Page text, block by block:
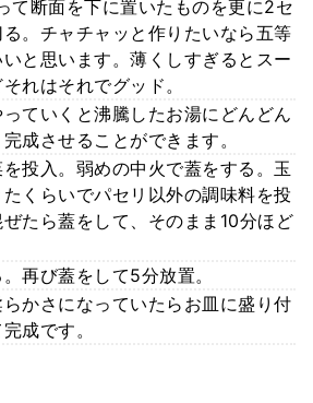
て断面を下に置いたものを更に2セ
。チャチャッと作りたいなら五等
と思います。薄くしすぎるとスー
れはそれでグッド。
ていくと沸騰したお湯にどんどん
成させることができます。
投入。弱めの中火で蓋をする。玉
くらいでパセリ以外の調味料を投
たら蓋をして、そのまま10分ほど
再び蓋をして5分放置。
かさになっていたらお皿に盛り付
成です。